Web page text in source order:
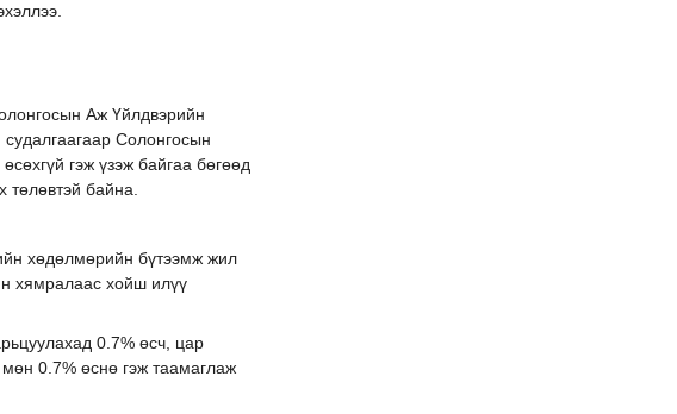
Аж Үйлдвэрийн
Солонгосын
гэж үзэж байгаа бөгөөд
байна.
хөдөлмөрийн бүтээмж жил
хямралаас хойш илүү
0.7% өсч, цар
0.7% өснө гэж таамаглаж